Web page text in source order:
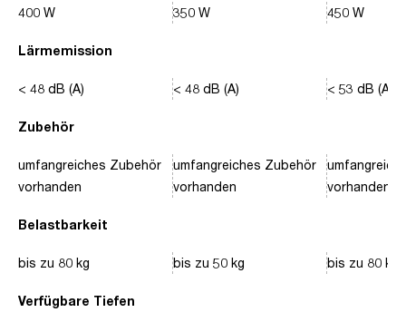
Lärmemission
Zubehör
Belastbarkeit
Verfügbare Tiefen
400 W
< 48 dB (A)
umfangreiches Zubehör
vorhanden
bis zu 80 kg
350 W
< 48 dB (A)
umfangreiches Zubehör
vorhanden
bis zu 50 kg
450 W
< 53 dB (A)
vorhanden
bis zu 80 kg